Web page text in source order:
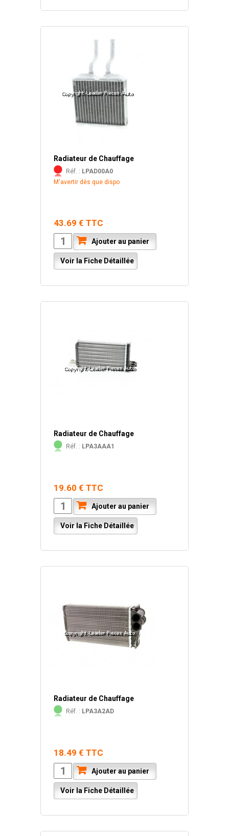
Radiateur de Chauffage
Réf. : LPAD00A0
M'avertir dès que dispo
43.69 € TTC
Ajouter au panier
Voir la Fiche Détaillée
Radiateur de Chauffage
Réf. : LPA3AAA1
19.60 € TTC
Ajouter au panier
Voir la Fiche Détaillée
Radiateur de Chauffage
Réf. : LPA3A2AD
18.49 € TTC
Ajouter au panier
Voir la Fiche Détaillée